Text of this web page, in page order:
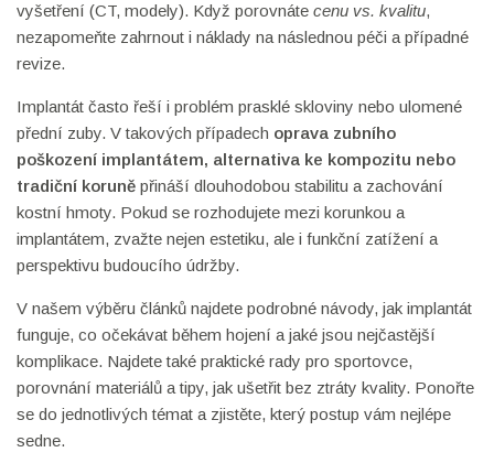
vyšetření (CT, modely). Když porovnáte cenu vs. kvalitu,
nezapomeňte zahrnout i náklady na následnou péči a případné
revize.
Implantát často řeší i problém prasklé skloviny nebo ulomené
přední zuby. V takových případech oprava zubního
poškození implantátem, alternativa ke kompozitu nebo
tradiční koruně přináší dlouhodobou stabilitu a zachování
kostní hmoty. Pokud se rozhodujete mezi korunkou a
implantátem, zvažte nejen estetiku, ale i funkční zatížení a
perspektivu budoucího údržby.
V našem výběru článků najdete podrobné návody, jak implantát
funguje, co očekávat během hojení a jaké jsou nejčastější
komplikace. Najdete také praktické rady pro sportovce,
porovnání materiálů a tipy, jak ušetřit bez ztráty kvality. Ponořte
se do jednotlivých témat a zjistěte, který postup vám nejlépe
sedne.